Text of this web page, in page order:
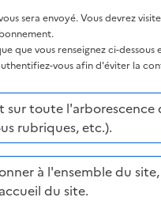
sera envoyé. Vous devrez
que vous renseignez ci-dessous
vous afin d'éviter la
sur toute
rubriques, etc.).
à l'ensemble du
du site.